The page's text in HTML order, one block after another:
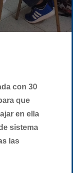
con 30
que
en ella
sistema
las